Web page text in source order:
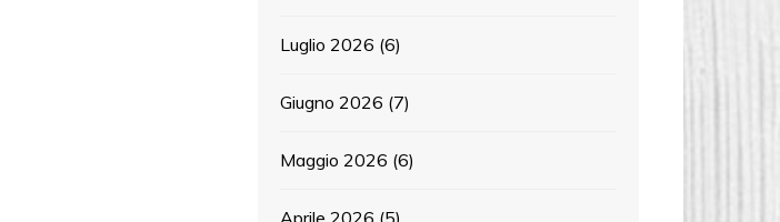
Luglio 2026 (6)
Giugno 2026 (7)
Maggio 2026 (6)
Aprile 2026 (5)